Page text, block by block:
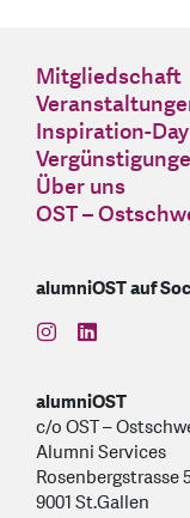
Mitgliedschaft
Inspiration-
Über uns
OST –
alumniOST auf
find us on:
find us on:
alumniOST
c/o OST –
Alumni Services
Rosenbergstrasse
9001 St.Gallen